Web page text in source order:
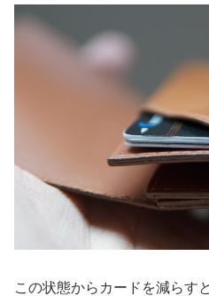
この状態からカードを減らす